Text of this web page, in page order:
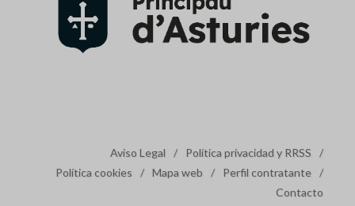
Aviso Legal / Política privacidad y RRSS
/
Política cookies
/ Mapa web / Perfil contratante /
Contacto